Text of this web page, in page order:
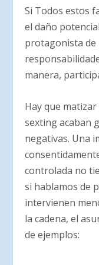
Si Todos estos
el daño
protagonista de
manera,
Hay que
sexting acaban
negativas. Una
controlada no
si hablamos de
intervienen
la cadena, el
de ejemplos: